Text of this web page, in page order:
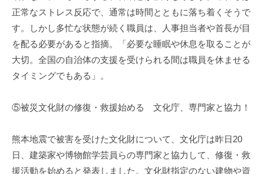
正常なストレス反応で、通常は時間とともに落ち着くそうで
す。しかし多忙な状態が続く職員は、人事担当者や首長が目
を配る必要があると指摘。「必要な睡眠や休息を取ることが
大切。全国の自治体の支援を受けられる間は職員を休ませる
タイミングでもある」。
⑤被災文化財の修復・救援始める 文化庁、専門家と協力！
熊本地震で被害を受けた文化財について、文化庁は昨日20
日、建築家や博物館学芸員らの専門家と協力して、修復・救
援活動を始めると発表しました。文化財指定のない建物や資